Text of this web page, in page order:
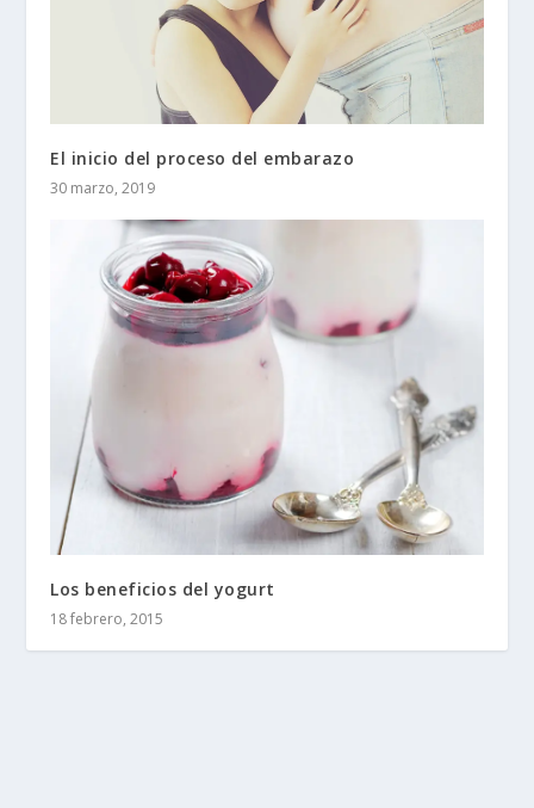
El inicio del proceso del embarazo
30 marzo, 2019
Los beneficios del yogurt
18 febrero, 2015